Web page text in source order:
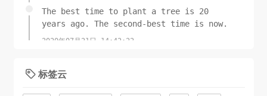
The best time to plant a tree is 20
years ago. The second-best time is now.
2020年07月21日 14:42:22
 标签云